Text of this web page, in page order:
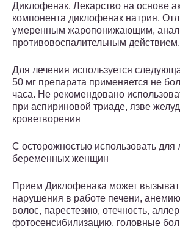
Диклофенак. Лекарство на основе
компонента диклофенак натрия.
умеренным жаропонижающим,
противовоспалительным действием.
Для лечения используется
50 мг препарата применяется не
часа. Не рекомендовано
при аспириновой триаде, язве
кроветворения
С осторожностью использовать для
беременных женщин
Прием Диклофенака может
нарушения в работе печени,
волос, парестезию, отечность,
фотосенсибилизацию, головные